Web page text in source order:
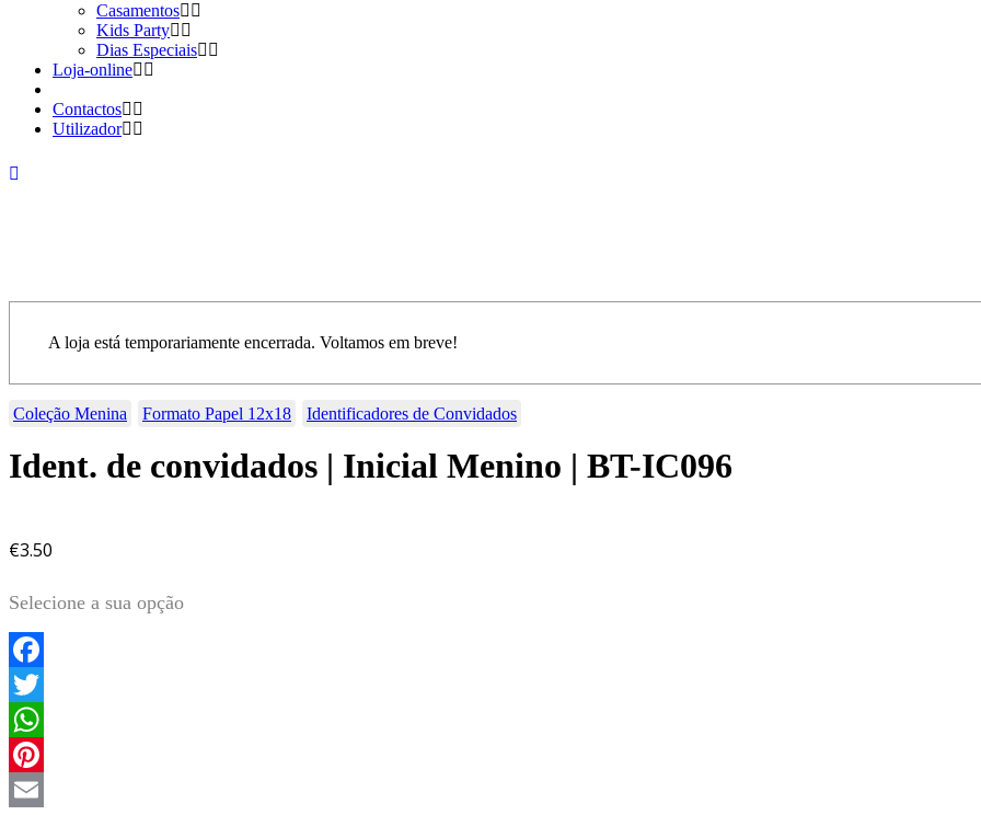
Casamentos
Kids Party
Dias Especiais
Loja-online
Contactos
Utilizador
A loja está temporariamente encerrada. Voltamos em breve!
Coleção Menina Formato Papel 12x18 Identificadores de Convidados
Ident. de convidados | Inicial Menino | BT-IC096
€3.50
Selecione a sua opção
Facebook
Twitter
WhatsApp
Pinterest